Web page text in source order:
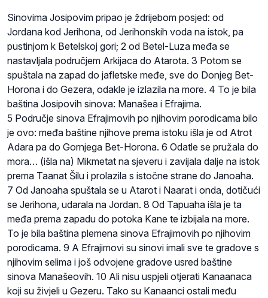
Sinovima Josipovim pripao je ždrijebom posjed: od
Jordana kod Jerihona, od Jerihonskih voda na istok, pa
pustinjom k Betelskoj gori; 2 od Betel-Luza međa se
nastavljala područjem Arkijaca do Atarota. 3 Potom se
spuštala na zapad do jafletske međe, sve do Donjeg Bet-
Horona i do Gezera, odakle je izlazila na more. 4 To je bila
baština Josipovih sinova: Manašea i Efrajima.
5 Područje sinova Efrajimovih po njihovim porodicama bilo
je ovo: međa baštine njihove prema istoku išla je od Atrot
Adara pa do Gornjega Bet-Horona. 6 Odatle se pružala do
mora… (išla na) Mikmetat na sjeveru i zavijala dalje na istok
prema Taanat Šilu i prolazila s istočne strane do Janoaha.
7 Od Janoaha spuštala se u Atarot i Naarat i onda, dotičući
se Jerihona, udarala na Jordan. 8 Od Tapuaha išla je ta
međa prema zapadu do potoka Kane te izbijala na more.
To je bila baština plemena sinova Efrajimovih po njihovim
porodicama. 9 A Efrajimovi su sinovi imali sve te gradove s
njihovim selima i još odvojene gradove usred baštine
sinova Manašeovih. 10 Ali nisu uspjeli otjerati Kanaanaca
koji su živjeli u Gezeru. Tako su Kanaanci ostali među